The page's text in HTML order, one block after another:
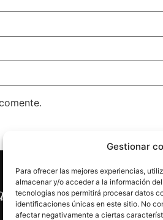
Gestionar
Para ofrecer las mejores experiencias,
almacenar y/o acceder a la información
tecnologías nos permitirá procesar datos
identificaciones únicas en este sitio. No
afectar negativamente a ciertas